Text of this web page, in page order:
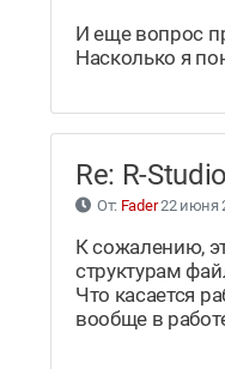
И еще вопрос
Насколько я
Re: R-
От: Fader22 июня
К сожалению,
структурам
Что касается
вообще в